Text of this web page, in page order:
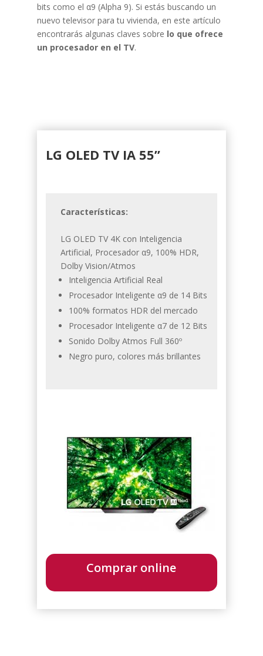
bits como el α9 (Alpha 9). Si estás buscando un
nuevo televisor para tu vivienda, en este artículo
encontrarás algunas claves sobre lo que ofrece
un procesador en el TV.
LG OLED TV IA 55”
Características:
LG OLED TV 4K con Inteligencia
Artificial, Procesador α9, 100% HDR,
Dolby Vision/Atmos
Inteligencia Artificial Real
Procesador Inteligente α9 de 14 Bits
100% formatos HDR del mercado
Procesador Inteligente α7 de 12 Bits
Sonido Dolby Atmos Full 360º
Negro puro, colores más brillantes
Comprar online